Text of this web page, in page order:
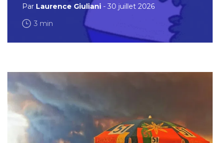
Par Laurence Giuliani - 30 juillet 2026
3 min